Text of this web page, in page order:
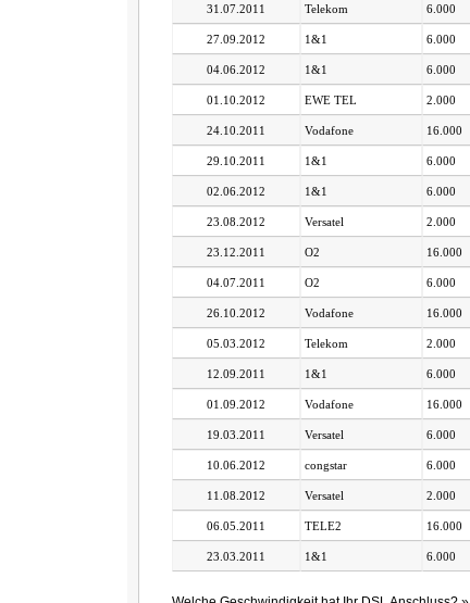
31.07.2011 Telekom 6.000
27.09.2012 1&1 6.000
04.06.2012 1&1 6.000
01.10.2012 EWE TEL 2.000
24.10.2011 Vodafone 16.000
29.10.2011 1&1 6.000
02.06.2012 1&1 6.000
23.08.2012 Versatel 2.000
23.12.2011 O2 16.000
04.07.2011 O2 6.000
26.10.2012 Vodafone 16.000
05.03.2012 Telekom 2.000
12.09.2011 1&1 6.000
01.09.2012 Vodafone 16.000
19.03.2011 Versatel 6.000
10.06.2012 congstar 6.000
11.08.2012 Versatel 2.000
06.05.2011 TELE2 16.000
23.03.2011 1&1 6.000